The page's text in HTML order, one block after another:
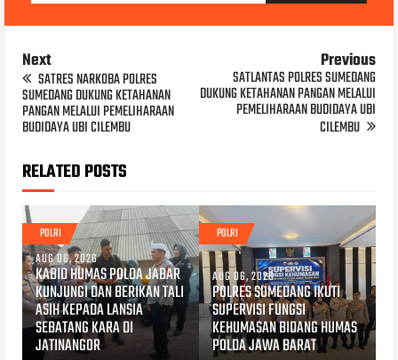
Next
SATRES NARKOBA POLRES
SUMEDANG DUKUNG KETAHANAN
PANGAN MELALUI PEMELIHARAAN
BUDIDAYA UBI CILEMBU
Previous
SATLANTAS POLRES SUMEDANG
DUKUNG KETAHANAN PANGAN MELALUI
PEMELIHARAAN BUDIDAYA UBI
CILEMBU
RELATED POSTS
POLRI
AUG 06, 2026
KABID HUMAS POLDA JABAR
KUNJUNGI DAN BERIKAN TALI
ASIH KEPADA LANSIA
SEBATANG KARA DI
JATINANGOR
POLRI
AUG 06, 2026
POLRES SUMEDANG IKUTI
SUPERVISI FUNGSI
KEHUMASAN BIDANG HUMAS
POLDA JAWA BARAT